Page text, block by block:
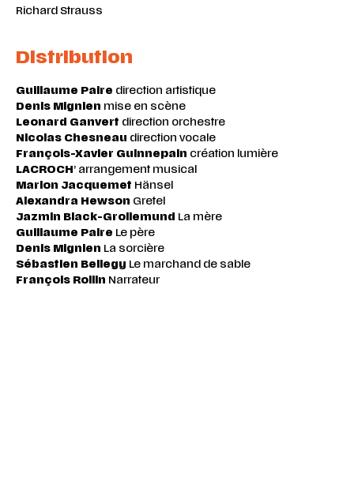
Richard Strauss
Distribution
Guillaume Paire direction artistique
Denis Mignien mise en scène
Leonard Ganvert direction orchestre
Nicolas Chesneau direction vocale
François-Xavier Guinnepain création lumière
LACROCH’ arrangement musical
Marion Jacquemet Hänsel
Alexandra Hewson Gretel
Jazmin Black-Grollemund La mère
Guillaume Paire Le père
Denis Mignien La sorcière
Sébastien Bellegy Le marchand de sable
François Rollin Narrateur